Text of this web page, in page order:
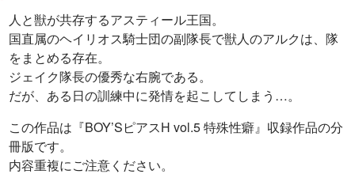
人と獣が共存するアスティール王国。
国直属のヘイリオス騎士団の副隊長で獣人のアルクは、隊
をまとめる存在。
ジェイク隊長の優秀な右腕である。
だが、ある日の訓練中に発情を起こしてしまう…。
この作品は『BOY’SピアスH vol.5 特殊性癖』収録作品の分
冊版です。
内容重複にご注意ください。